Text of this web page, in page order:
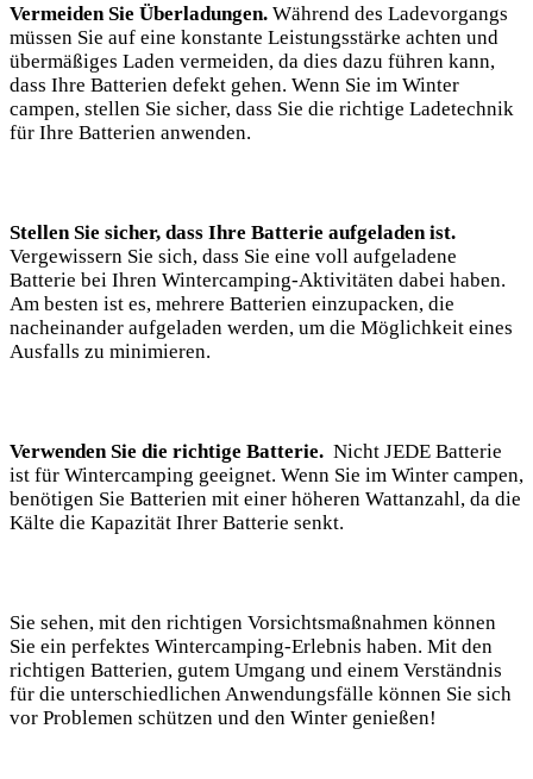
Vermeiden Sie ‍Überladungen. Während⁤ des Ladevorgangs
müssen Sie auf eine konstante Leistungsstärke achten und
übermäßiges Laden vermeiden, da dies dazu ​führen‌ kann,
dass Ihre Batterien defekt⁤ gehen.⁤ Wenn Sie im Winter
‍campen, stellen Sie sicher, dass Sie die richtige Ladetechnik
für Ihre Batterien anwenden.
Stellen⁢ Sie sicher, dass Ihre Batterie aufgeladen ist.
Vergewissern Sie sich, dass Sie eine voll aufgeladene
Batterie⁣ bei⁤ Ihren ⁢Wintercamping-Aktivitäten dabei ⁤haben.
Am besten ist es, mehrere Batterien ⁤einzupacken, die
nacheinander aufgeladen werden, um die⁣ Möglichkeit eines
Ausfalls zu minimieren.
Verwenden Sie die richtige Batterie. ‍ Nicht JEDE Batterie
ist für Wintercamping geeignet. Wenn⁢ Sie im Winter‍ campen,
benötigen Sie Batterien mit einer ⁣höheren⁤ Wattanzahl, ‍da die
Kälte die Kapazität Ihrer Batterie senkt.
Sie sehen, mit den richtigen Vorsichtsmaßnahmen können
Sie ein perfektes Wintercamping-Erlebnis haben. Mit den
richtigen Batterien, gutem Umgang und einem Verständnis
für die unterschiedlichen Anwendungsfälle können Sie sich
vor Problemen schützen und den Winter genießen!